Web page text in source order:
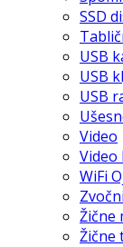
SSD
USB
USB
USB
Video
Video
WiFi
Žične
Žične